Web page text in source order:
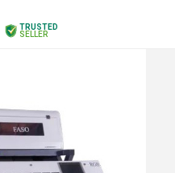
TRUSTED
SELLER